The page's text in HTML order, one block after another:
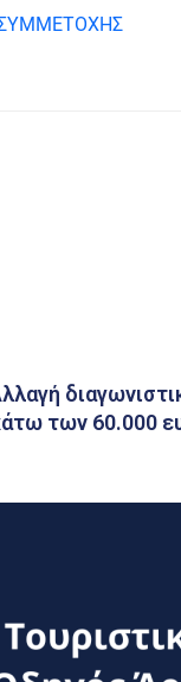
των 60.000